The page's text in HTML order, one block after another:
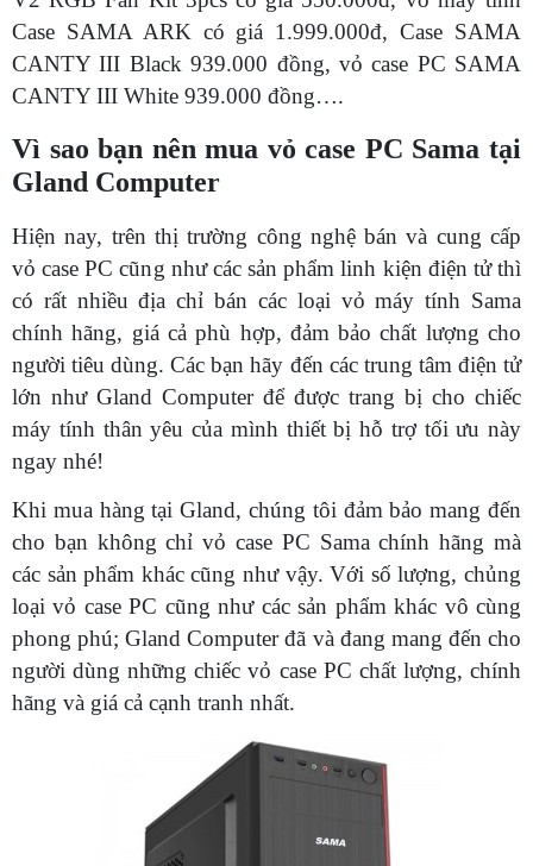
Case SAMA ARK có giá 1.999.000đ, Case SAMA
CANTY III Black 939.000 đồng, vỏ case PC SAMA
CANTY III White 939.000 đồng….
Vì sao bạn nên mua vỏ case PC Sama tại
Gland Computer
Hiện nay, trên thị trường công nghệ bán và cung cấp
vỏ case PC cũng như các sản phẩm linh kiện điện tử thì
có rất nhiều địa chỉ bán các loại vỏ máy tính Sama
chính hãng, giá cả phù hợp, đảm bảo chất lượng cho
người tiêu dùng. Các bạn hãy đến các trung tâm điện tử
lớn như Gland Computer để được trang bị cho chiếc
máy tính thân yêu của mình thiết bị hỗ trợ tối ưu này
ngay nhé!
Khi mua hàng tại Gland, chúng tôi đảm bảo mang đến
cho bạn không chỉ vỏ case PC Sama chính hãng mà
các sản phẩm khác cũng như vậy. Với số lượng, chủng
loại vỏ case PC cũng như các sản phẩm khác vô cùng
phong phú; Gland Computer đã và đang mang đến cho
người dùng những chiếc vỏ case PC chất lượng, chính
hãng và giá cả cạnh tranh nhất.